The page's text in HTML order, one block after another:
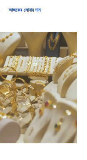
আজকের সোনার দাম